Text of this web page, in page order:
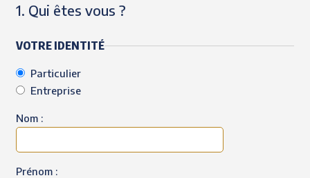
1. Qui êtes vous ?
VOTRE IDENTITÉ
Particulier
Entreprise
Nom :
Prénom :